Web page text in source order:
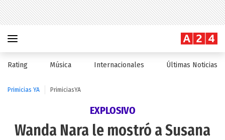
Rating Música Internacionales Últimas Noticias
Primicias YA PrimiciasYA
EXPLOSIVO
Wanda Nara le mostró a Susana